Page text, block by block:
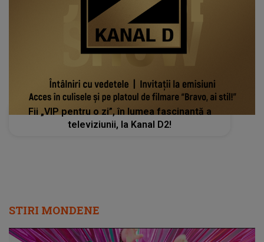
Fii „VIP pentru o zi”, în lumea fascinantă a
televiziunii, la Kanal D2!
STIRI MONDENE